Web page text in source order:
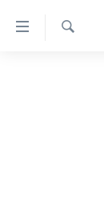
ទៅ​